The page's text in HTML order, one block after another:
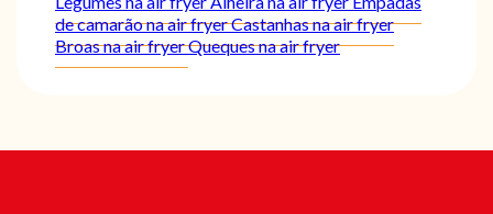
de camarão na air fryerCastanhas na air fryer
Broas na air fryerQueques na air fryer